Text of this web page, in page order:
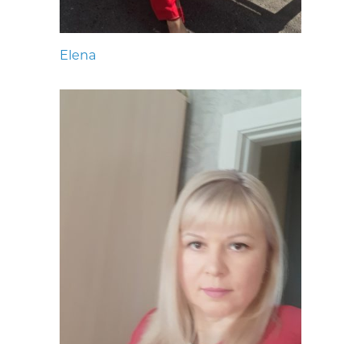
Elena